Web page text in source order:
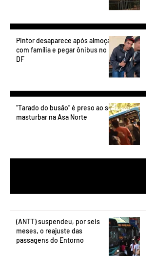
Pintor desaparece após almoçar
com família e pegar ônibus no
DF
“Tarado do busão” é preso ao se
masturbar na Asa Norte
(ANTT) suspendeu, por seis
meses, o reajuste das
passagens do Entorno